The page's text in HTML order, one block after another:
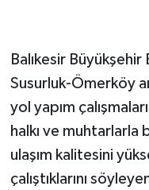
Balıkesir
Susurluk-Ömerköy
yol yapım
halkı ve muhtarlarla
ulaşım kalitesini
çalıştıklarını
HABERDE
İNSAN
İş Dünyası